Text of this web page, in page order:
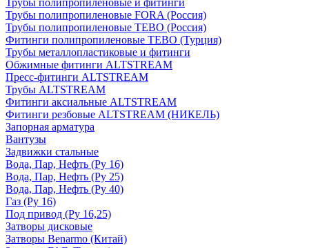
Трубы полипропиленовые FORA (Россия)
Трубы полипропиленовые TEBO (Россия)
Фитинги полипропиленовые TEBO (Турция)
Трубы металлопластиковые и фитинги
Обжимные фитинги ALTSTREAM
Пресс-фитинги ALTSTREAM
Трубы ALTSTREAM
Фитинги аксиальные ALTSTREAM
Фитинги резбовые ALTSTREAM (НИКЕЛЬ)
Запорная арматура
Вантузы
Задвижки стальные
Вода, Пар, Нефть (Ру 16)
Вода, Пар, Нефть (Ру 25)
Вода, Пар, Нефть (Ру 40)
Газ (Ру 16)
Под привод (Ру 16,25)
Затворы дисковые
Затворы Benarmo (Китай)